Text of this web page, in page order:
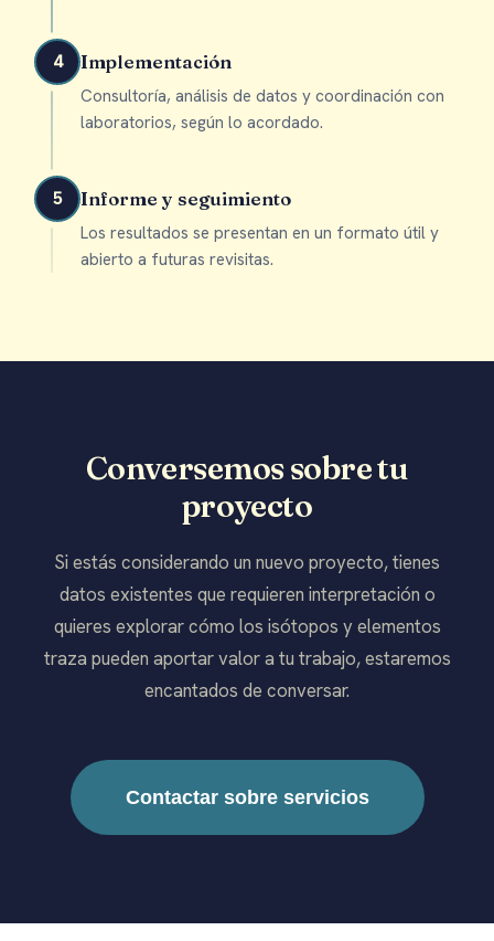
4
Implementación
Consultoría, análisis de datos y coordinación con
laboratorios, según lo acordado.
5
Informe y seguimiento
Los resultados se presentan en un formato útil y
abierto a futuras revisitas.
Conversemos sobre tu
proyecto
Si estás considerando un nuevo proyecto, tienes
datos existentes que requieren interpretación o
quieres explorar cómo los isótopos y elementos
traza pueden aportar valor a tu trabajo, estaremos
encantados de conversar.
Contactar sobre servicios